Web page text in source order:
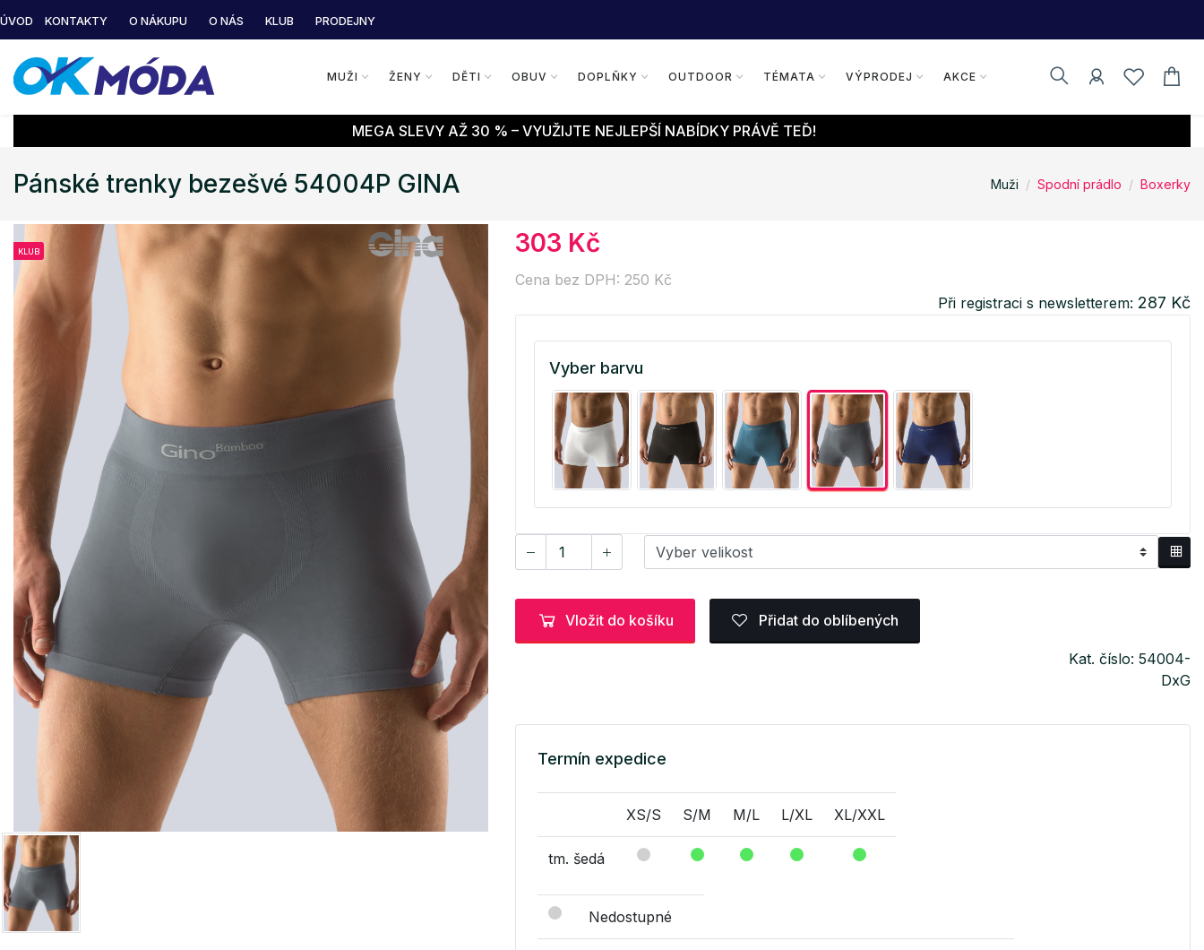
ÚVOD KONTAKTY O NÁKUPU O NÁS KLUB PRODEJNY
MUŽI ŽENY DĚTI OBUV DOPLŇKY OUTDOOR TÉMATA VÝPRODEJ AKCE
MEGA SLEVY AŽ 30 % – VYUŽIJTE NEJLEPŠÍ NABÍDKY PRÁVĚ TEĎ!
Pánské trenky bezešvé 54004P GINA Muži Spodní prádlo Boxerky
KLUB 303 Kč
Cena bez DPH: 250 Kč
Při registraci s newsletterem: 287 Kč
Vyber barvu
Vložit do košíku Přidat do oblíbených
Kat. číslo: 54004-
DxG
Termín expedice
XS/S S/M M/L L/XL XL/XXL
tm. šedá
Nedostupné